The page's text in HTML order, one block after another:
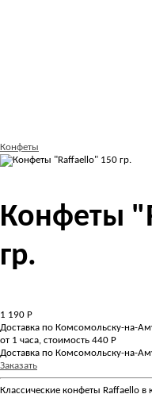
Конфеты
Конфеты
гр.
1 190 Р
Доставка по Комсомольску-на-
от 1 часа, стоимость 440 Р
Доставка по Комсомольску-на-
Заказать
Классические конфеты Raffaello в